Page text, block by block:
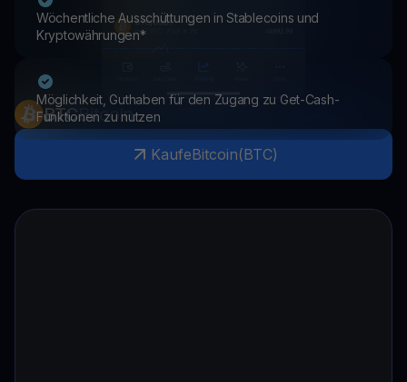
Wöchentliche Ausschüttungen in Stablecoins und
Kryptowährungen*
Möglichkeit, Guthaben für den Zugang zu Get-Cash-
Funktionen zu nutzen
BTCBitcoin
KaufeBitcoin(BTC)